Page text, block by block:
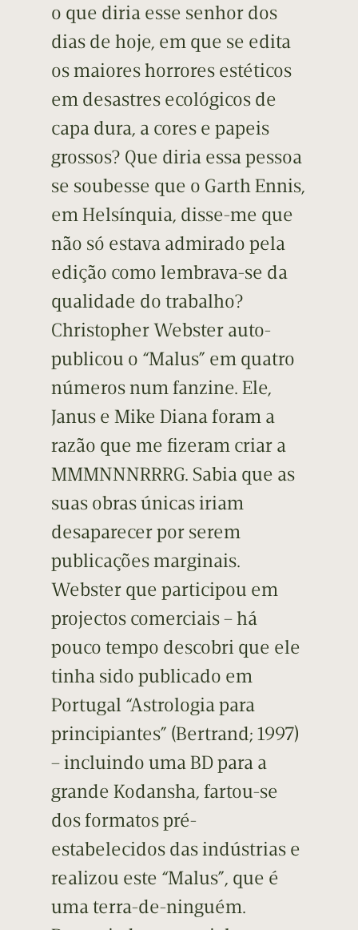
o que diria esse senhor dos
dias de hoje, em que se edita
os maiores horrores estéticos
em desastres ecológicos de
capa dura, a cores e papeis
grossos? Que diria essa pessoa
se soubesse que o Garth Ennis,
em Helsínquia, disse-me que
não só estava admirado pela
edição como lembrava-se da
qualidade do trabalho?
Christopher Webster auto-
publicou o “Malus” em quatro
números num fanzine. Ele,
Janus e Mike Diana foram a
razão que me fizeram criar a
MMMNNNRRRG. Sabia que as
suas obras únicas iriam
desaparecer por serem
publicações marginais.
Webster que participou em
projectos comerciais – há
pouco tempo descobri que ele
tinha sido publicado em
Portugal “Astrologia para
principiantes” (Bertrand; 1997)
– incluindo uma BD para a
grande Kodansha, fartou-se
dos formatos pré-
estabelecidos das indústrias e
realizou este “Malus”, que é
uma terra-de-ninguém.